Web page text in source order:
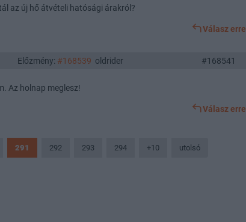
az új hő átvételi hatósági árakról?
Válasz erre
Előzmény: #168539 oldrider #168541
Az holnap meglesz!
Válasz erre
291 292 293 294 +10 utolsó